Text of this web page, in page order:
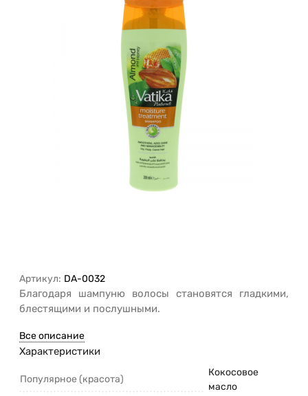
Артикул: DA-0032
Благодаря шампуню волосы становятся гладкими,
блестящими и послушными.
Все описание
Характеристики
Популярное (красота)
Кокосовое
масло